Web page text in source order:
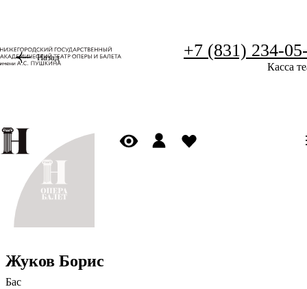
+7 (831) 234-
Касса
Назад
Жуков Борис
Бас